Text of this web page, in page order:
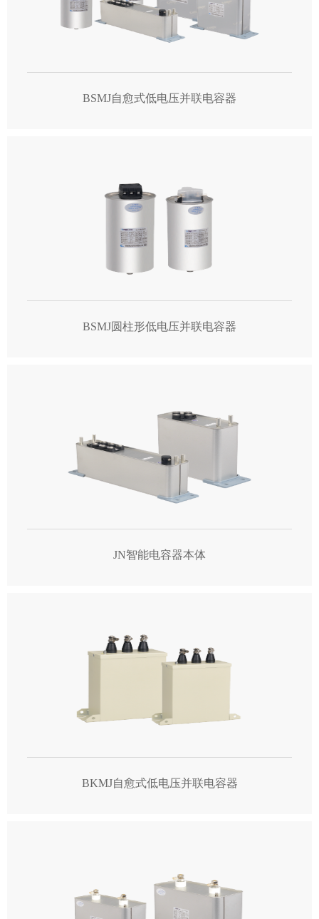
BSMJ自愈式低电压并联电容器
BSMJ圆柱形低电压并联电容器
JN智能电容器本体
BKMJ自愈式低电压并联电容器